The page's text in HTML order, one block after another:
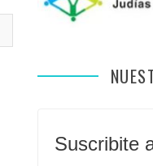
Suscribite